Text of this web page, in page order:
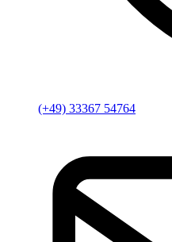
(+49) 33367 54764